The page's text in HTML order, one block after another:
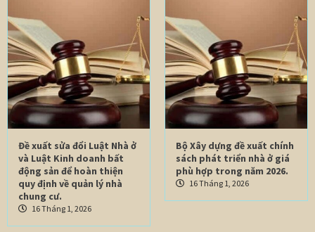
Đề xuất sửa đổi Luật Nhà ở
và Luật Kinh doanh bất
động sản để hoàn thiện
quy định về quản lý nhà
chung cư.
16 Tháng 1, 2026
Bộ Xây dựng đề xuất chính
sách phát triển nhà ở giá
phù hợp trong năm 2026.
16 Tháng 1, 2026